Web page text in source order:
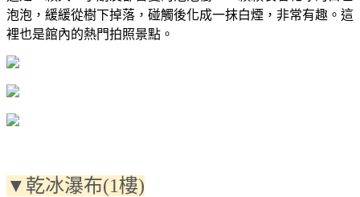
泡泡，緩緩從樹下掉落，碰觸後化成一抹白煙，非常有趣。這
裡也是館內的熱門拍照景點。
▼乾冰瀑布(1樓)